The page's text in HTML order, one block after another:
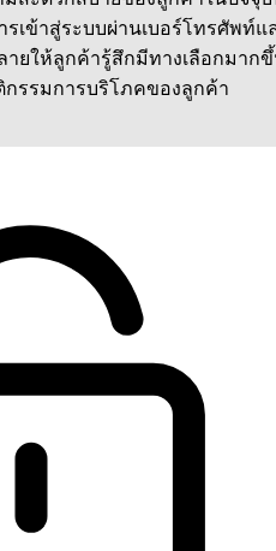
รเข้าสู่ระบบผ่านเบอร์โทรศัพท์แ
ายให้ลูกค้ารู้สึกมีทางเลือกมาก
รรมการบริโภคของลูกค้า